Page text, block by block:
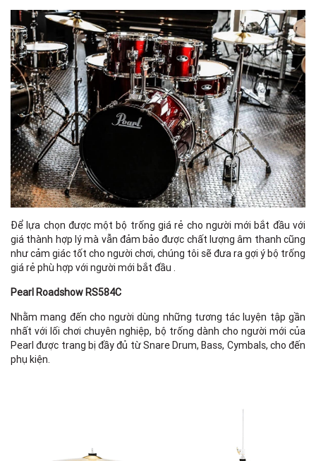
Để lựa chọn được một bộ trống giá rẻ cho người mới bắt đầu với
giá thành hợp lý mà vẫn đảm bảo được chất lượng âm thanh cũng
như cảm giác tốt cho người chơi, chúng tôi sẽ đưa ra gợi ý bộ trống
giá rẻ phù hợp với người mới bắt đầu .
Pearl Roadshow RS584C
Nhằm mang đến cho người dùng những tương tác luyện tập gần
nhất với lối chơi chuyên nghiệp, bộ trống dành cho người mới của
Pearl được trang bị đầy đủ từ Snare Drum, Bass, Cymbals, cho đến
phụ kiện.